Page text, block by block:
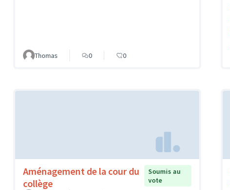
Thomas 0 0
Aménagement de la cour du
collège
Soumis au
vote